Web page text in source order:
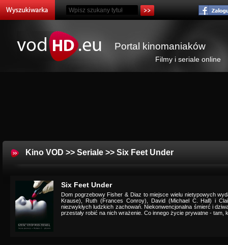
Portal kinomaniaków
Filmy i seriale online
Kino VOD >> Seriale >> Six Feet Under
Six Feet Under
Dom pogrzebowy Fisher & Diaz to miejsce wielu nietypowych
Krause), Ruth (Frances Conroy), David (Michael C. Hall) i
niezwykłych ludzkich zachowań. Niekonwencjonalna śmierć i
przestały robić na nich wrażenie. Co innego życie prywatne - tam,